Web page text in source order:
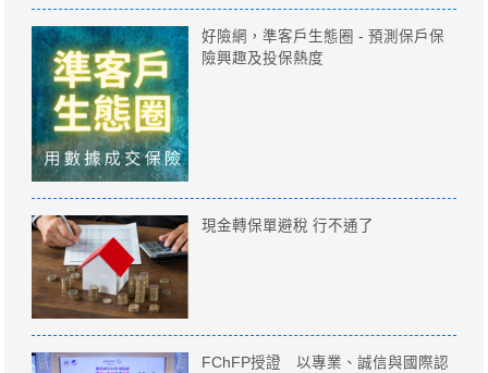
好險網，準客戶生態圈 - 預測保戶保
險興趣及投保熱度
現金轉保單避稅 行不通了
FChFP授證 以專業、誠信與國際認